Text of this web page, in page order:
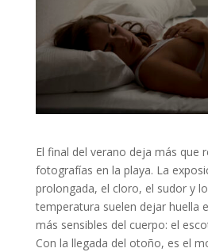
El final del verano deja más que
fotografías en la playa. La
prolongada, el cloro, el sudor y
temperatura suelen dejar huella
más sensibles del cuerpo: el
Con la llegada del otoño, es el